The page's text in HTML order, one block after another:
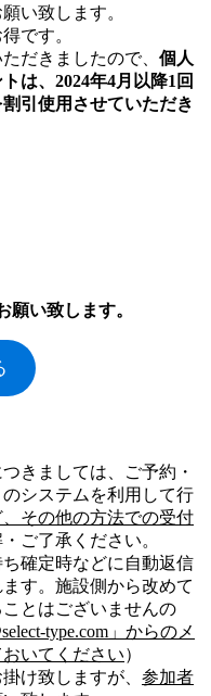
い致します。
です。
だきましたので、 個人
は、2024年4月以降1回
引使用させていただき
願い致します。
きましては、ご予約・
システムを利用して行
その他の方法での受付
ご了承ください。
確定時などに自動返信
す。施設側から改めて
とはございませんの
type.com」からのメ
いてください）
け致しますが、 参加者